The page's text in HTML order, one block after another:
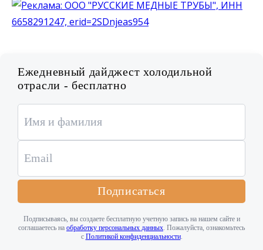
Ежедневный дайджест холодильной
отрасли - бесплатно
Подписаться
Подписываясь, вы создаете бесплатную учетную запись на нашем сайте и
соглашаетесь на обработку персональных данных . Пожалуйста, ознакомьтесь
с Политикой конфиденциальности.